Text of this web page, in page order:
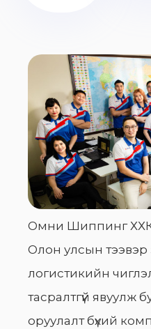
Омни Шиппинг ХХК
Олон улсын тээвэр
логистикийн
тасралтгүй явуулж
оруулалт бүхий